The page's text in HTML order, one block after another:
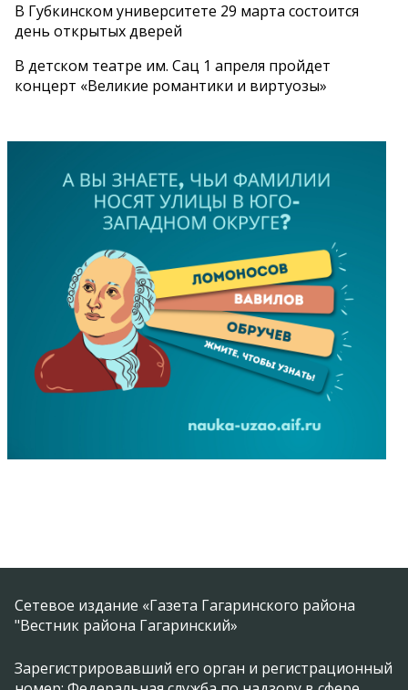
В Губкинском университете 29 марта состоится
день открытых дверей
В детском театре им. Сац 1 апреля пройдет
концерт «Великие романтики и виртуозы»
Сетевое издание «Газета Гагаринского района
"Вестник района Гагаринский»
Зарегистрировавший его орган и регистрационный